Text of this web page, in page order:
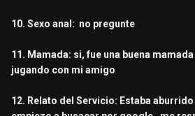
10. Sexo anal: no pregunte
11. Mamada: si, fue una buena
jugando con mi amigo
12. Relato del Servicio: Estaba